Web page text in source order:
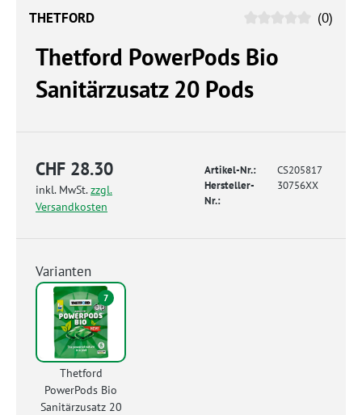
THETFORD (0)
Thetford PowerPods Bio
Sanitärzusatz 20 Pods
CHF 28.30
inkl. MwSt.zzgl.
Versandkosten
Artikel-Nr.:
CS205817
Hersteller-
Nr.:
30756XX
Varianten
7
Thetford
PowerPods Bio
Sanitärzusatz 20